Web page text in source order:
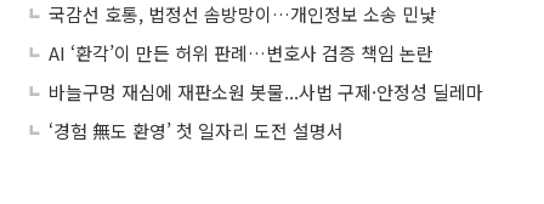
국감선 호통, 법정선 솜방망이…개인정보 소송 민낯
AI ‘환각’이 만든 허위 판례…변호사 검증 책임 논란
바늘구멍 재심에 재판소원 봇물...사법 구제·안정성 딜레마
‘경험 無도 환영’ 첫 일자리 도전 설명서